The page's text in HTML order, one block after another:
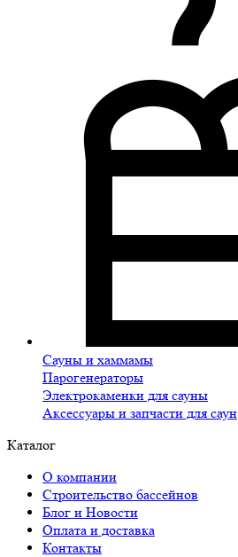
Сауны и хаммамы
Парогенераторы
Электрокаменки для сауны
Аксессуары и запчасти для саун
Каталог
О компании
Строительство бассейнов
Блог и Новости
Оплата и доставка
Контакты